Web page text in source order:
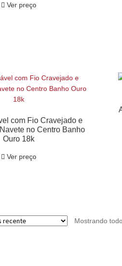
Ver preço
com Fio Cravejado e
no Centro Banho
Ouro 18k
Ver preço
Mostrando